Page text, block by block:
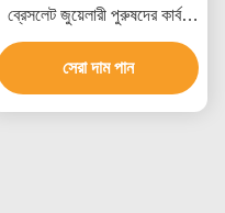
ব্রেসলেট জুয়েলারী পুরুষদের কার্বন
ফাইবার ব্রেসলেট
সেরা দাম পান